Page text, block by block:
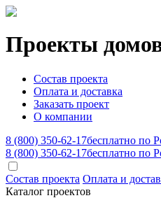
Проекты
Состав проекта
Оплата и доставка
Заказать проект
О компании
8 (800) 350-62-17бесплатно по
8 (800) 350-62-17бесплатно по
Состав проекта Оплата и
Каталог проектов